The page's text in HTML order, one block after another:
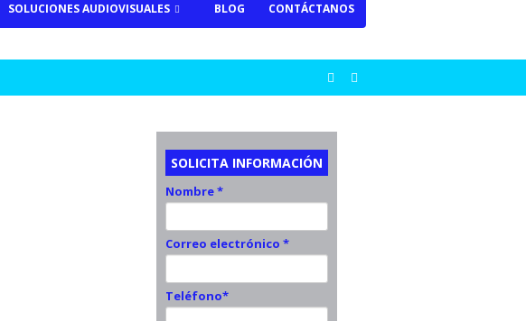
SOLUCIONES AUDIOVISUALES BLOG CONTÁCTANOS
SOLICITA INFORMACIÓN
Nombre *
Correo electrónico *
Teléfono*